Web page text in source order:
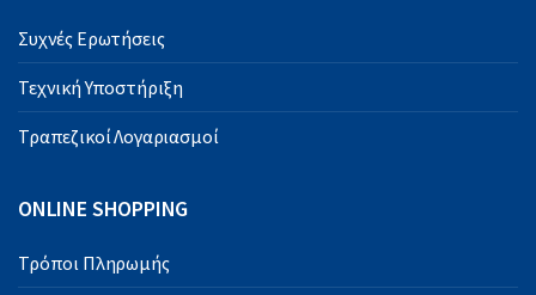
Συχνές Ερωτήσεις
Τεχνική Υποστήριξη
Τραπεζικοί Λογαριασμοί
ONLINE SHOPPING
Τρόποι Πληρωμής